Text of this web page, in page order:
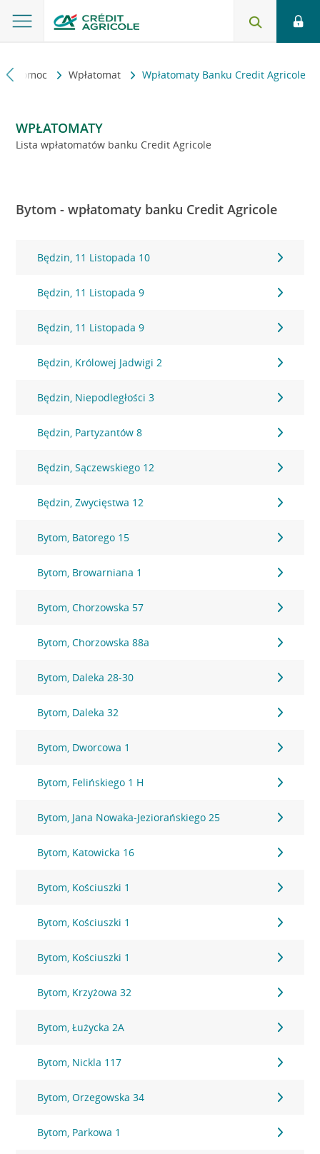
i pomoc Wpłatomat Wpłatomaty Banku Credit Agricole
WPŁATOMATY
Lista wpłatomatów banku Credit Agricole
Bytom - wpłatomaty banku Credit Agricole
Będzin, 11 Listopada 10
Będzin, 11 Listopada 9
Będzin, 11 Listopada 9
Będzin, Królowej Jadwigi 2
Będzin, Niepodległości 3
Będzin, Partyzantów 8
Będzin, Sączewskiego 12
Będzin, Zwycięstwa 12
Bytom, Batorego 15
Bytom, Browarniana 1
Bytom, Chorzowska 57
Bytom, Chorzowska 88a
Bytom, Daleka 28-30
Bytom, Daleka 32
Bytom, Dworcowa 1
Bytom, Felińskiego 1 H
Bytom, Jana Nowaka-Jeziorańskiego 25
Bytom, Katowicka 16
Bytom, Kościuszki 1
Bytom, Kościuszki 1
Bytom, Kościuszki 1
Bytom, Krzyżowa 32
Bytom, Łużycka 2A
Bytom, Nickla 117
Bytom, Orzegowska 34
Bytom, Parkowa 1